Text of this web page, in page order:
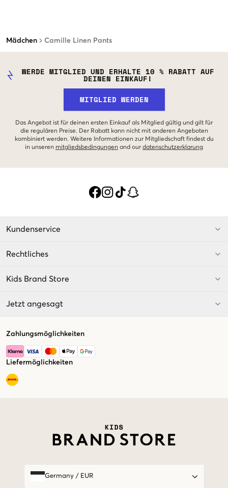
Mädchen Camille Linen Pants
WERDE MITGLIED UND ERHALTE 10 % RABATT AUF
DEINEN EINKAUF!
MITGLIED WERDEN
Das Angebot ist für deinen ersten Einkauf als Mitglied gültig und gilt für
die regulären Preise. Der Rabatt kann nicht mit anderen Angeboten
kombiniert werden. Weitere Informationen zur Mitgliedschaft findest du
in unseren mitgliedsbedingungen and our datenschutzerklarung
Kundenservice
Rechtliches
Kids Brand Store
Jetzt angesagt
Zahlungsmöglichkeiten
Liefermöglichkeiten
Germany/ EUR